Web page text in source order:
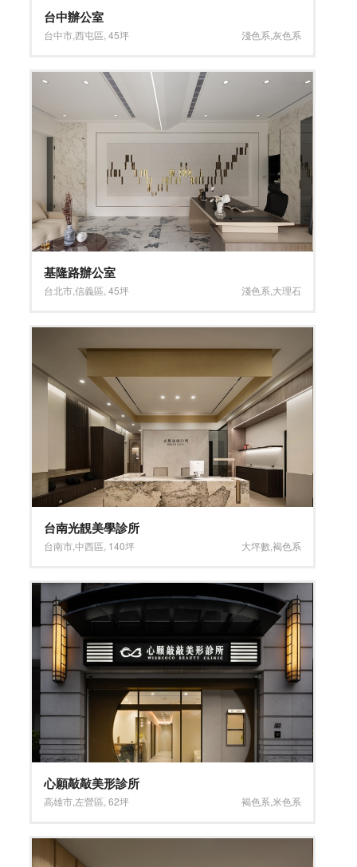
台中辦公室
台中市,西屯區 ,45坪 淺色系 灰色系
基隆路辦公室
台北市,信義區 ,45坪 淺色系 大理石
台南光靚美學診所
台南市,中西區 140坪 大坪數 褐色系
心願敲敲美形診所
高雄市 左營區 ,62坪 褐色系 米色系